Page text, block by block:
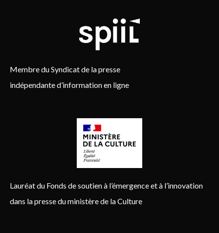
Membre du Syndicat de la presse
indépendante d’information en ligne
Lauréat du Fonds de soutien à l’émergence et à l’innovation
dans la presse du ministère de la Culture